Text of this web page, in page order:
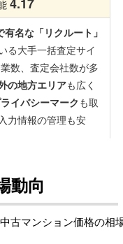
動向
古マンション価格の相